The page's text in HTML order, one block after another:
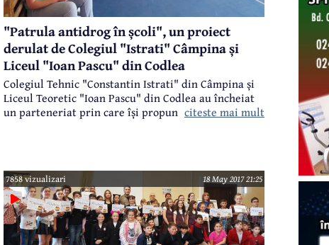
"Patrula antidrog în școli", un proiect
derulat de Colegiul "Istrati" Câmpina și
Liceul "Ioan Pascu" din Codlea
Colegiul Tehnic "Constantin Istrati" din Câmpina și
Liceul Teoretic "Ioan Pascu" din Codlea au încheiat
un parteneriat prin care își propun să lupte
instituții de învățământ.
citeste mai mult
7858 vizualizari 18 May 2017 21:25